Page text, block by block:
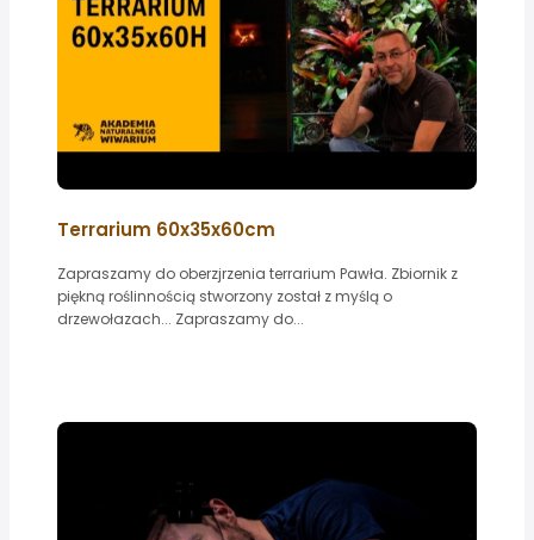
Terrarium 60x35x60cm
Zapraszamy do oberzjrzenia terrarium Pawła. Zbiornik z
piękną roślinnością stworzony został z myślą o
drzewołazach... Zapraszamy do...